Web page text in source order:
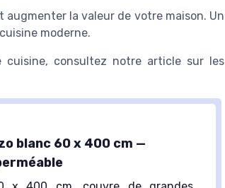
la valeur de votre maison. Un
moderne.
consultez notre article sur les
blanc 60 x 400 cm —